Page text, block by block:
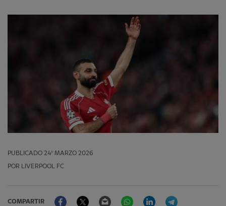
PUBLICADO 24º MARZO 2026
POR LIVERPOOL FC
COMPARTIR
FacebookTwitter Email WhatsAppLinkedIn